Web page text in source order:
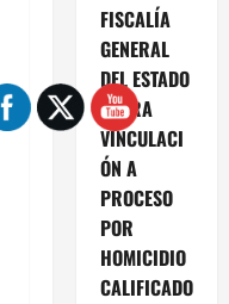
FISCALÍA
GENERAL
DEL ESTADO
LOGRA
VINCULACI
ÓN A
PROCESO
POR
HOMICIDIO
CALIFICADO